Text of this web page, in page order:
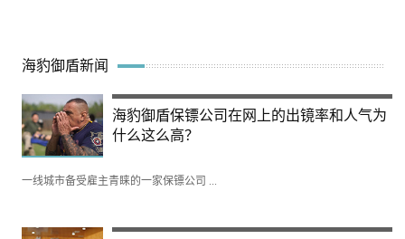
海豹御盾新闻
海豹御盾保镖公司在网上的出镜率和人气为
什么这么高？
一线城市备受雇主青睐的一家保镖公司 ...